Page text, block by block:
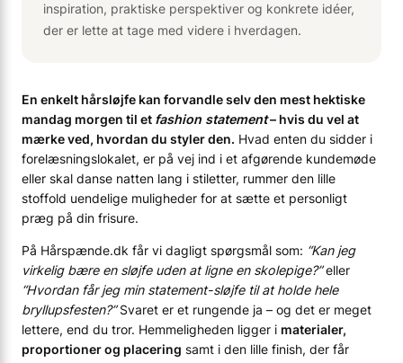
inspiration, praktiske perspektiver og konkrete idéer,
der er lette at tage med videre i hverdagen.
En enkelt hårsløjfe kan forvandle selv den mest hektiske
mandag morgen til et fashion statement– hvis du vel at
mærke ved, hvordan du styler den. Hvad enten du sidder i
forelæsningslokalet, er på vej ind i et afgørende kundemøde
eller skal danse natten lang i stiletter, rummer den lille
stoffold uendelige muligheder for at sætte et personligt
præg på din frisure.
På Hårspænde.dk får vi dagligt spørgsmål som: “Kan jeg
virkelig bære en sløjfe uden at ligne en skolepige?”eller
“Hvordan får jeg min statement-sløjfe til at holde hele
bryllupsfesten?”Svaret er et rungende ja – og det er meget
lettere, end du tror. Hemmeligheden ligger i materialer,
proportioner og placering samt i den lille finish, der får